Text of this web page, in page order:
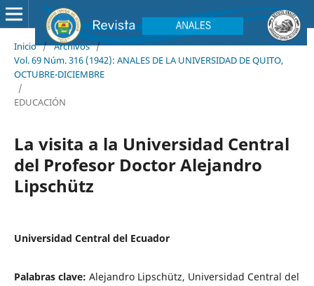
Inicio / Archivos /
Vol. 69 Núm. 316 (1942): ANALES DE LA UNIVERSIDAD DE QUITO,
OCTUBRE-DICIEMBRE
/
EDUCACIÓN
La visita a la Universidad Central
del Profesor Doctor Alejandro
Lipschütz
Universidad Central del Ecuador
Palabras clave: Alejandro Lipschütz, Universidad Central del